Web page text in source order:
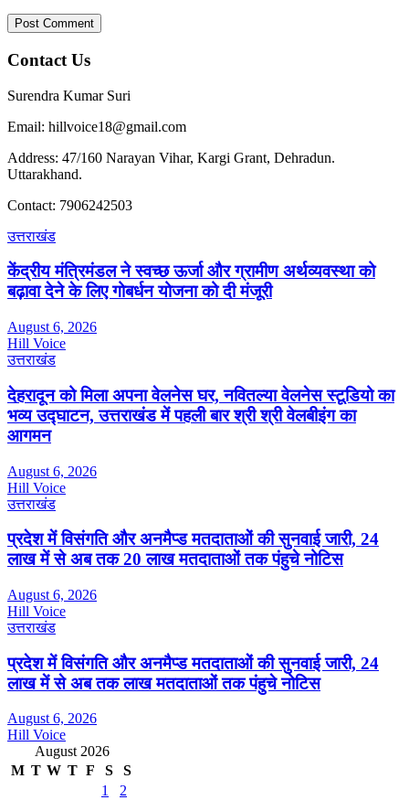
Contact Us
Surendra Kumar Suri
Email: hillvoice18@gmail.com
Address: 47/160 Narayan Vihar, Kargi Grant, Dehradun.
Uttarakhand.
Contact: 7906242503
उत्तराखंड
केंद्रीय मंत्रिमंडल ने स्वच्छ ऊर्जा और ग्रामीण अर्थव्यवस्था को
बढ़ावा देने के लिए गोबर्धन योजना को दी मंजूरी
August 6, 2026
Hill Voice
उत्तराखंड
देहरादून को मिला अपना वेलनेस घर, नवितल्या वेलनेस स्टूडियो का
भव्य उद्घाटन, उत्तराखंड में पहली बार श्री श्री वेलबीइंग का
आगमन
August 6, 2026
Hill Voice
उत्तराखंड
प्रदेश में विसंगति और अनमैप्ड मतदाताओं की सुनवाई जारी, 24
लाख में से अब तक 20 लाख मतदाताओं तक पंहुचे नोटिस
August 6, 2026
Hill Voice
उत्तराखंड
प्रदेश में विसंगति और अनमैप्ड मतदाताओं की सुनवाई जारी, 24
लाख में से अब तक लाख मतदाताओं तक पंहुचे नोटिस
August 6, 2026
Hill Voice
August 2026
M T W T F S
S
1
2